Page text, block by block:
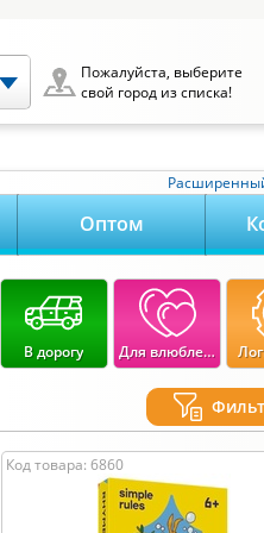
Пожалуйста, выберите
свой город из списка!
Оптом
В дорогу Для влюбленных
Возраст:
Код товара: 6860